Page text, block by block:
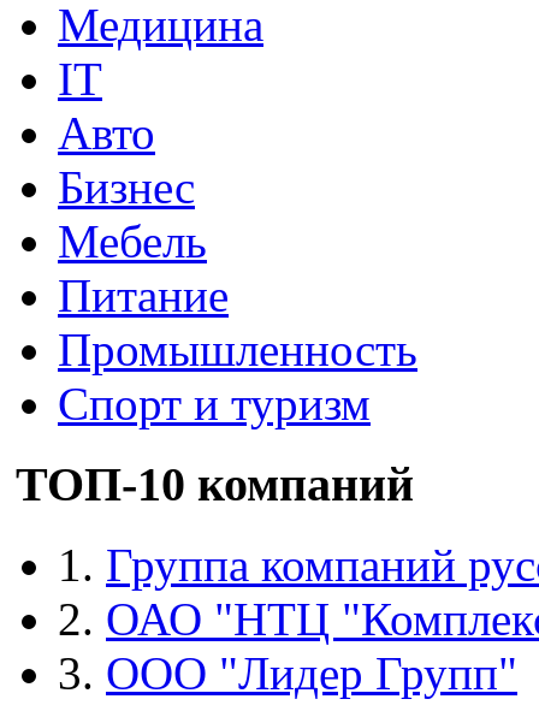
Медицина
IT
Авто
Бизнес
Мебель
Питание
Промышленность
Спорт и туризм
ТОП-10 компаний
1. Группа компаний
2. ОАО "НТЦ
3. ООО "Лидер Групп"